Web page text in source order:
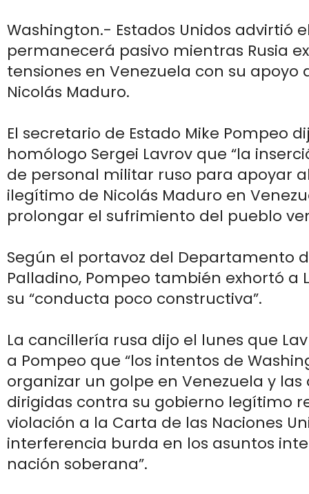
Washington.- Estados Unidos advirtió
permanecerá pasivo mientras Rusia
tensiones en Venezuela con su apoyo
Nicolás Maduro.
El secretario de Estado Mike Pompeo
homólogo Sergei Lavrov que “la
de personal militar ruso para apoyar
ilegítimo de Nicolás Maduro en
prolongar el sufrimiento del pueblo
Según el portavoz del Departamento
Palladino, Pompeo también exhortó a
su “conducta poco constructiva”.
La cancillería rusa dijo el lunes que
a Pompeo que “los intentos de
organizar un golpe en Venezuela y
dirigidas contra su gobierno legítimo
violación a la Carta de las Naciones
interferencia burda en los asuntos
nación soberana”.